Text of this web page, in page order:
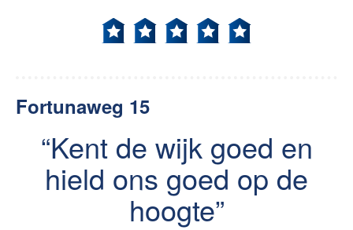
Fortunaweg 15
Kent de wijk goed en
hield ons goed op de
hoogte